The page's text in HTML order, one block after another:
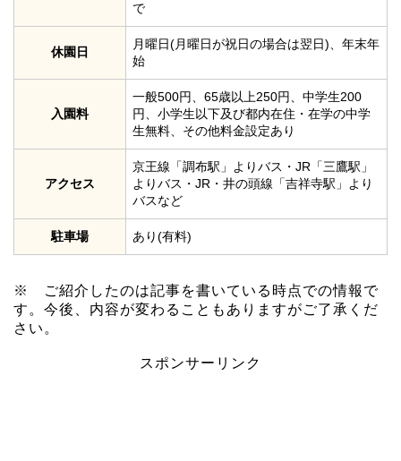
で
休園日
月曜日(月曜日が祝日の場合は翌日)、年末年
始
入園料
一般500円、65歳以上250円、中学生200
円、小学生以下及び都内在住・在学の中学
生無料、その他料金設定あり
アクセス
京王線「調布駅」よりバス・JR「三鷹駅」
よりバス・JR・井の頭線「吉祥寺駅」より
バスなど
駐車場 あり(有料)
※ ご紹介したのは記事を書いている時点での情報で
す。今後、内容が変わることもありますがご了承くだ
さい。
スポンサーリンク